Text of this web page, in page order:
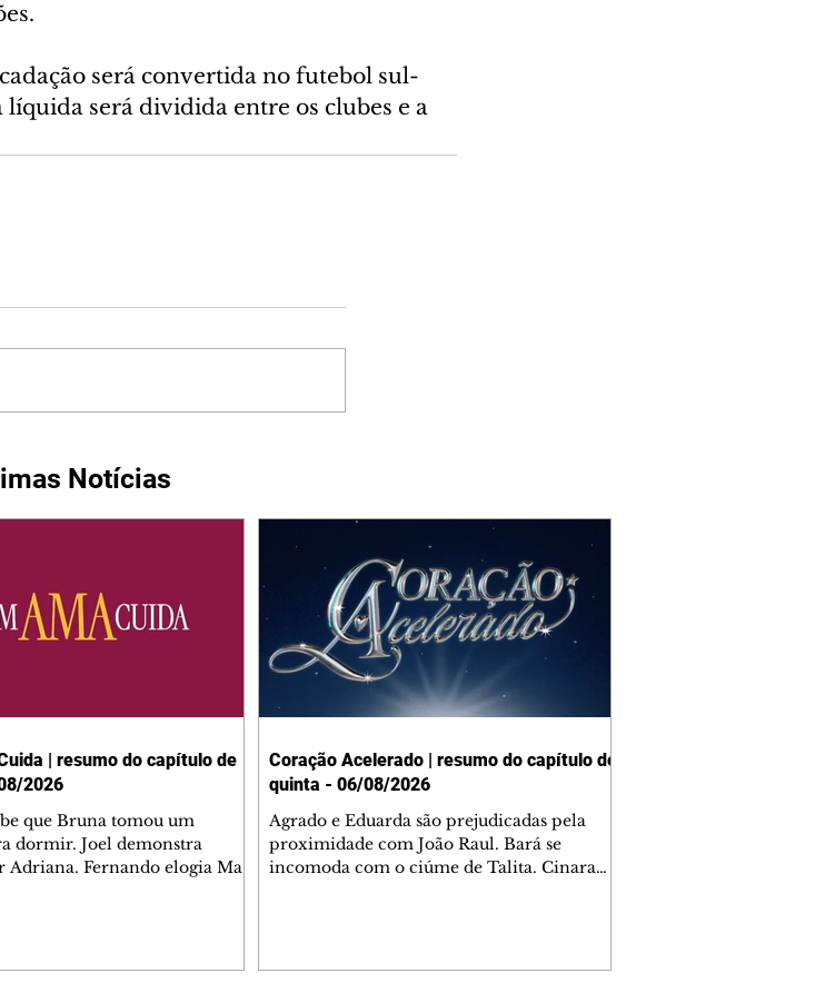
será convertida no futebol sul-
será dividida entre os clubes e a
Notícias
| resumo do capítulo de
2026
que Bruna tomou um
dormir. Joel demonstra
Adriana. Fernando elogia Mau
Coração Acelerado | resumo do capítulo de
quinta - 06/08/2026
Agrado e Eduarda são prejudicadas pela
proximidade com João Raul. Bará se
incomoda com o ciúme de Talita. Cinara